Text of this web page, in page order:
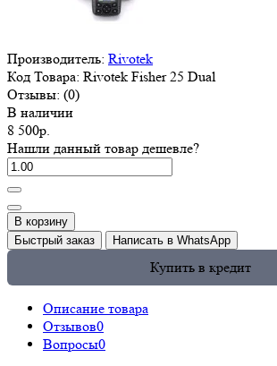
Производитель: Rivotek
Код Товара: Rivotek Fisher 25 Dual
Отзывы: (0)
В наличии
8 500р.
Нашли данный товар дешевле?
В корзину
Быстрый заказ
Написать в WhatsApp
Купить в кредит
Описание товара
Отзывов0
Вопросы0